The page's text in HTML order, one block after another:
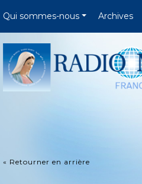
Qui sommes-nous Archives
« Retourner en arrière